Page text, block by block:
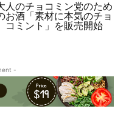
人のチョコミン党のため
お酒「素材に本気のチョ
コミント」を販売開始
-